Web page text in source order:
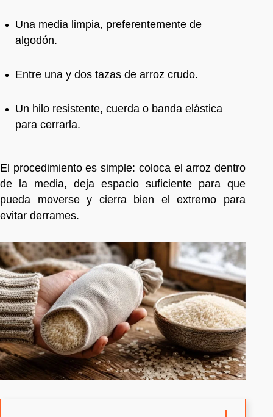
Una media limpia, preferentemente de
algodón.
Entre una y dos tazas de arroz crudo.
Un hilo resistente, cuerda o banda elástica
para cerrarla.
El procedimiento es simple: coloca el arroz dentro
de la media, deja espacio suficiente para que
pueda moverse y cierra bien el extremo para
evitar derrames.